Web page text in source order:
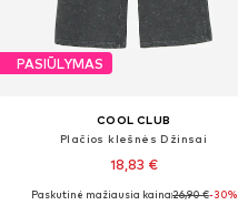
PASIŪLYMAS
COOL CLUB
Plačios klešnės Džinsai
18,83 €
Paskutinė mažiausia kaina:26,90 €-30%